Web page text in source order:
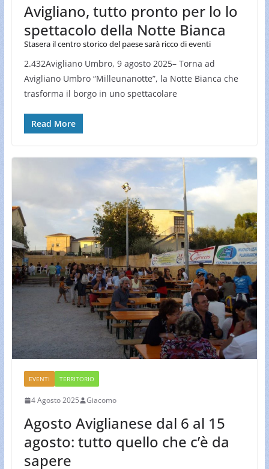
Avigliano, tutto pronto per lo lo
spettacolo della Notte Bianca
Stasera il centro storico del paese sarà ricco di eventi
2.432Avigliano Umbro, 9 agosto 2025– Torna ad
Avigliano Umbro “Milleunanotte”, la Notte Bianca che
trasforma il borgo in uno spettacolare
Read More
EVENTI TERRITORIO
4 Agosto 2025 Giacomo
Agosto Aviglianese dal 6 al 15
agosto: tutto quello che c’è da
sapere